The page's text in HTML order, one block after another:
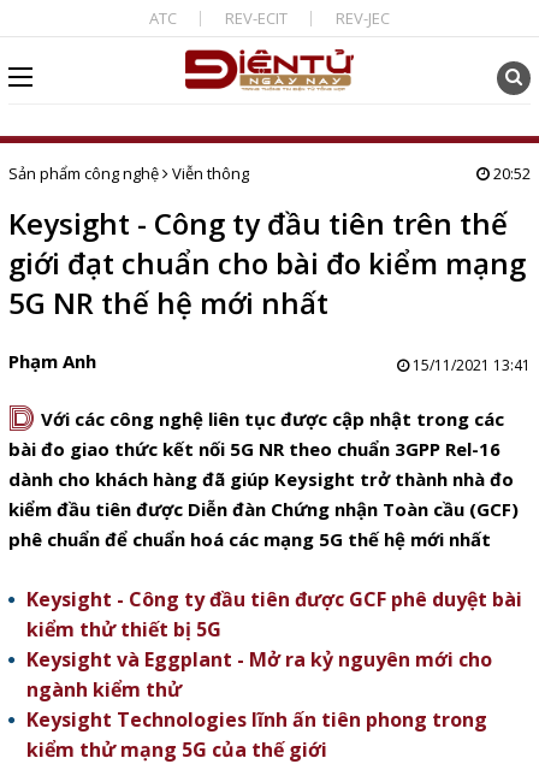
ATC REV-ECIT REV-JEC
Sản phẩm công nghệ Viễn thông 20:52
Keysight - Công ty đầu tiên trên thế
giới đạt chuẩn cho bài đo kiểm mạng
5G NR thế hệ mới nhất
Phạm Anh 15/11/2021 13:41
D Với các công nghệ liên tục được cập nhật trong các
bài đo giao thức kết nối 5G NR theo chuẩn 3GPP Rel-16
dành cho khách hàng đã giúp Keysight trở thành nhà đo
kiểm đầu tiên được Diễn đàn Chứng nhận Toàn cầu (GCF)
phê chuẩn để chuẩn hoá các mạng 5G thế hệ mới nhất
Keysight - Công ty đầu tiên được GCF phê duyệt bài
kiểm thử thiết bị 5G
Keysight và Eggplant - Mở ra kỷ nguyên mới cho
ngành kiểm thử
Keysight Technologies lĩnh ấn tiên phong trong
kiểm thử mạng 5G của thế giới